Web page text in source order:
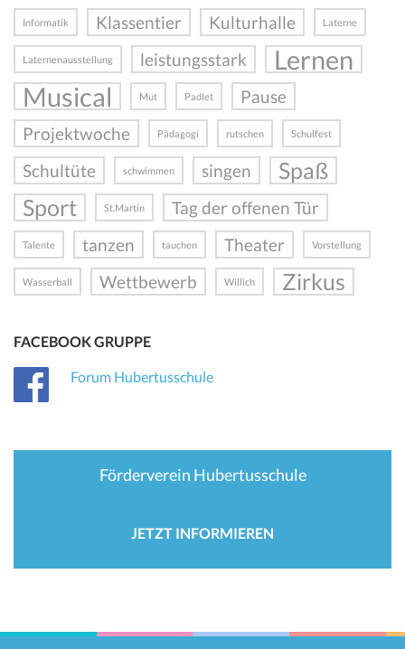
Informatik Klassentier Kulturhalle Laterne
Laternenausstellung leistungsstark
Lernen
Musical
Mut Padlet
Pause
Projektwoche
Pädagogi rutschen Schulfest
Schultüte schwimmen singen
Spaß
Sport
St.Martin Tag der offenen Tür
Talente tanzen tauchen Theater Vorstellung
Wasserball Wettbewerb Willich Zirkus
FACEBOOK GRUPPE
Forum Hubertusschule
Förderverein Hubertusschule
JETZT INFORMIEREN